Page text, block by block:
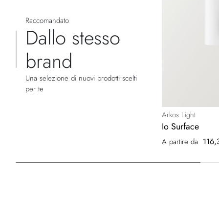
Raccomandato
Dallo stesso
brand
Una selezione di nuovi prodotti scelti
per te
Arkos Light
Io Surface
A partire da